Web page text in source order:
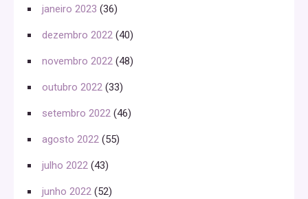
janeiro 2023 (36)
dezembro 2022 (40)
novembro 2022 (48)
outubro 2022 (33)
setembro 2022 (46)
agosto 2022 (55)
julho 2022 (43)
junho 2022 (52)